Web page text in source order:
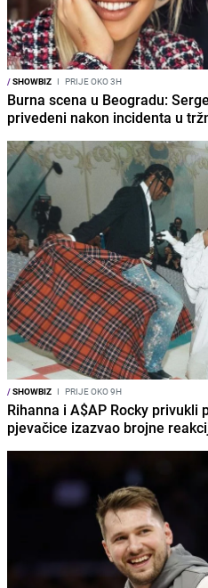
/SHOWBIZ I PRIJE OKO 3H
Burna scena u Beogradu:
privedeni nakon incidenta u
/SHOWBIZ I PRIJE OKO 9H
Rihanna i A$AP Rocky privukli
pjevačice izazvao brojne